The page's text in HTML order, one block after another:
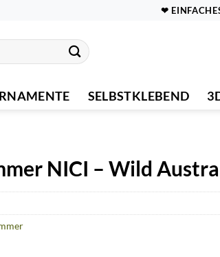
❤
SELBSTKLEBEND
NICI – Wild